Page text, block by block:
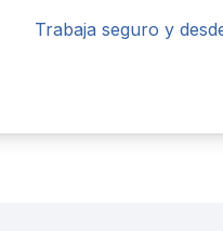
Trabaja seguro y